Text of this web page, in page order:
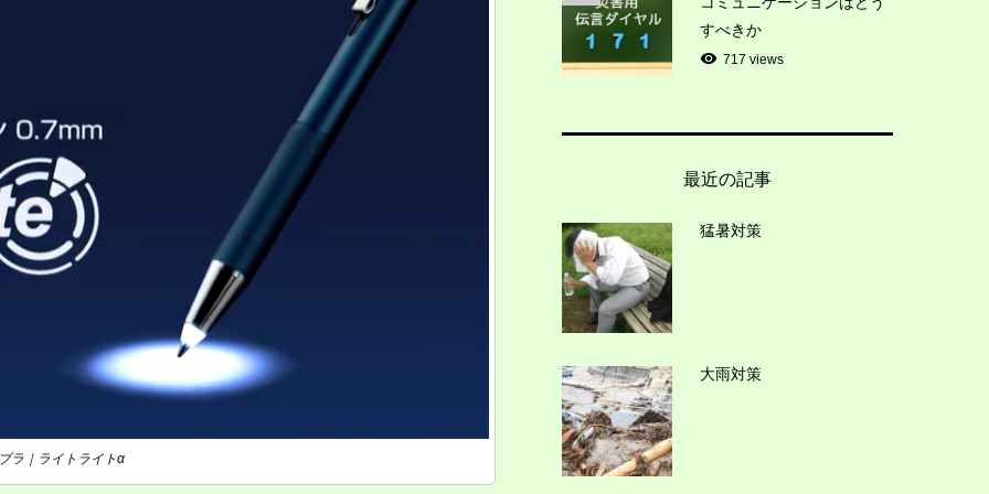
ラ｜ライトライトα
すべきか
717 views
最近の記事
猛暑対策
大雨対策